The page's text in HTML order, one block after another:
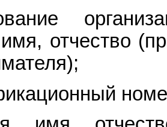
отчество